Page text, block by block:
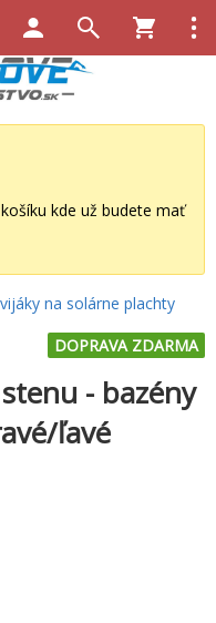
kde už budete mať
na solárne plachty
DOPRAVA ZDARMA
- bazény
ľavé